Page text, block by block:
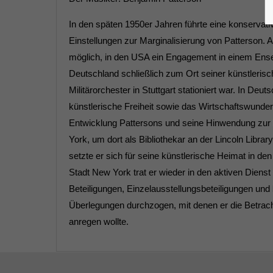
In den späten 1950er Jahren führte eine
Einstellungen zur Marginalisierung von Patterson.
möglich, in den USA ein Engagement in einem
Deutschland schließlich zum Ort seiner
Militärorchester in Stuttgart stationiert war. In
künstlerische Freiheit sowie das
Entwicklung Pattersons und seine Hinwendung
York, um dort als Bibliothekar an der Lincoln
setzte er sich für seine künstlerische Heimat in
Stadt New York trat er wieder in den aktiven
Beteiligungen, Einzelausstellungsbeteiligungen
Überlegungen durchzogen, mit denen er die
anregen wollte.